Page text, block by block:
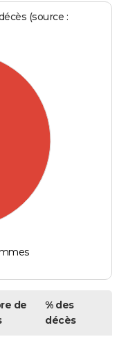
(source :
de
% des
décès